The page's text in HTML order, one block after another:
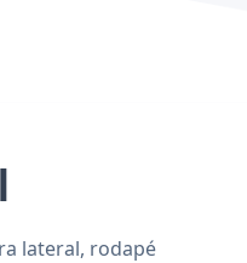
lateral, rodapé